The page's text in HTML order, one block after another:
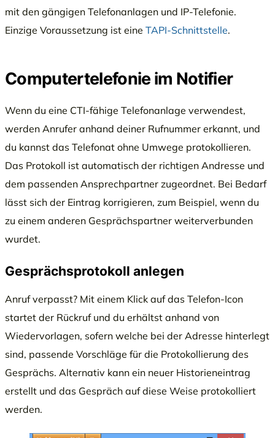
mit den gängigen Telefonanlagen und IP-Telefonie.
Einzige Voraussetzung ist eine TAPI-Schnittstelle.
Computertelefonie im Notifier
Wenn du eine CTI-fähige Telefonanlage verwendest,
werden Anrufer anhand deiner Rufnummer erkannt, und
du kannst das Telefonat ohne Umwege protokollieren.
Das Protokoll ist automatisch der richtigen Andresse und
dem passenden Ansprechpartner zugeordnet. Bei Bedarf
lässt sich der Eintrag korrigieren, zum Beispiel, wenn du
zu einem anderen Gesprächspartner weiterverbunden
wurdet.
Gesprächsprotokoll anlegen
Anruf verpasst? Mit einem Klick auf das Telefon-Icon
startet der Rückruf und du erhältst anhand von
Wiedervorlagen, sofern welche bei der Adresse hinterlegt
sind, passende Vorschläge für die Protokollierung des
Gesprächs. Alternativ kann ein neuer Historieneintrag
erstellt und das Gespräch auf diese Weise protokolliert
werden.